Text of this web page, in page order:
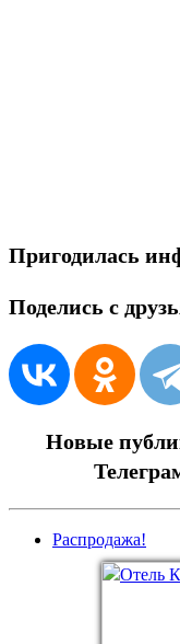
Пригодилась
Поделись с
Новые
Распродажа!